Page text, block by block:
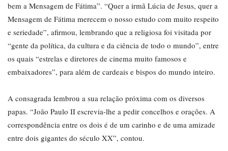
bem a Mensagem de Fátima”. “Quer a irmã Lúcia de Jesus, quer a
Mensagem de Fátima merecem o nosso estudo com muito respeito
e seriedade”, afirmou, lembrando que a religiosa foi visitada por
“gente da política, da cultura e da ciência de todo o mundo”, entre
os quais “estrelas e diretores de cinema muito famosos e
embaixadores”, para além de cardeais e bispos do mundo inteiro.
A consagrada lembrou a sua relação próxima com os diversos
papas. “João Paulo II escrevia-lhe a pedir concelhos e orações. A
correspondência entre os dois é de um carinho e de uma amizade
entre dois gigantes do século XX”, contou.